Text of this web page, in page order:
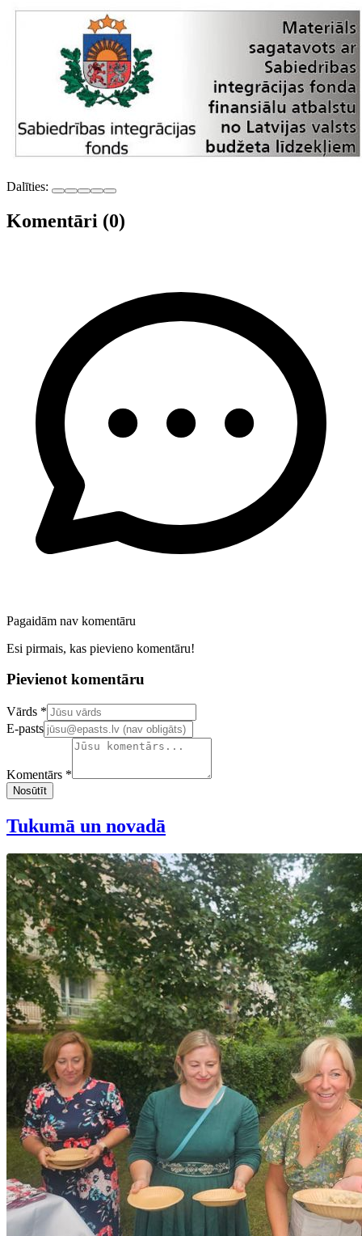
Dalīties:
Komentāri (0)
Pagaidām nav komentāru
Esi pirmais, kas pievieno komentāru!
Pievienot komentāru
Confirm your email address
Vārds *
E-pasts
Komentārs *
Nosūtīt
Tukumā un novadā